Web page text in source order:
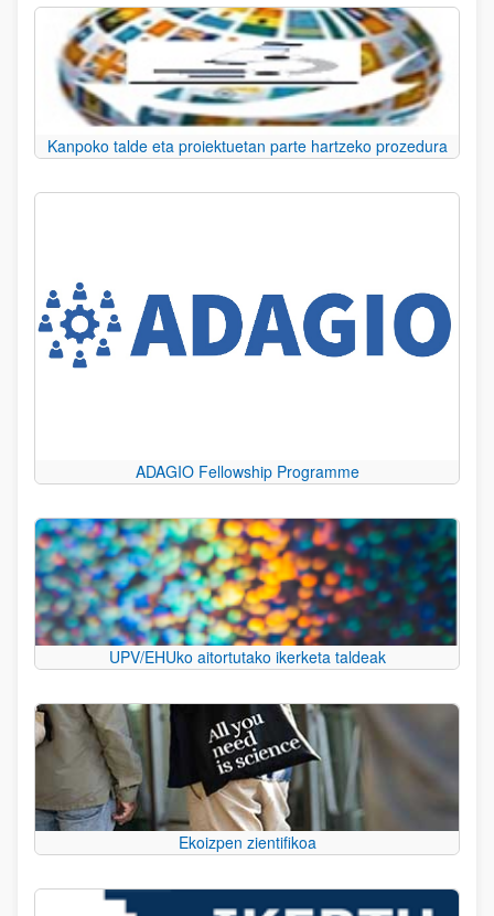
Kanpoko talde eta proiektuetan parte hartzeko prozedura
ADAGIO Fellowship Programme
UPV/EHUko aitortutako ikerketa taldeak
Ekoizpen zientifikoa